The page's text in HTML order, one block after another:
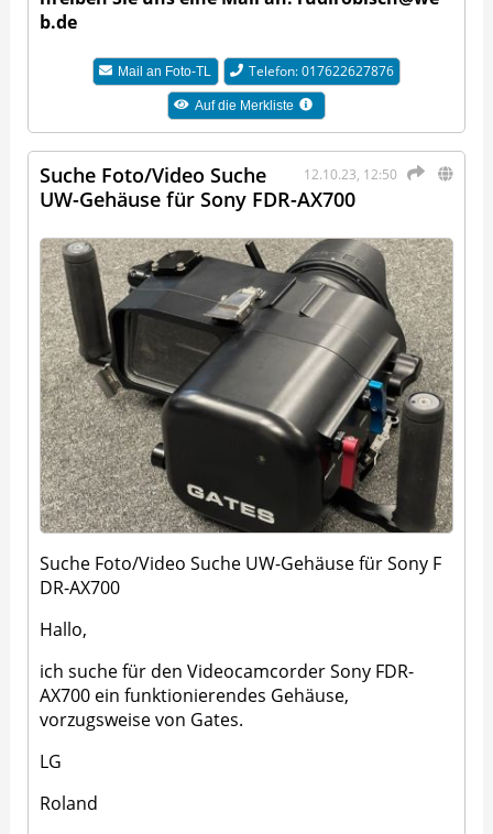
b.de
Mail an Foto-TL Telefon: 017622627876
Auf die Merkliste
12.10.23, 12:50
Suche Foto/Video Suche
UW-Gehäuse für Sony FDR-AX700
Suche Foto/Video Suche UW-Gehäuse für Sony F
DR-AX700
Hallo,
ich suche für den Videocamcorder Sony FDR-
AX700 ein funktionierendes Gehäuse,
vorzugsweise von Gates.
LG
Roland